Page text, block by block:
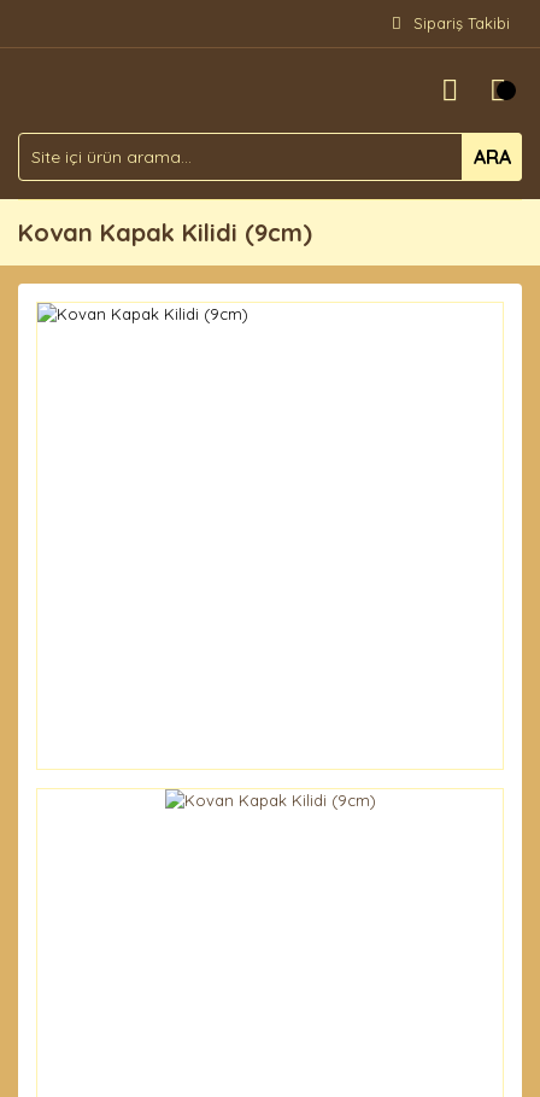
Sipariş Takibi
ARA
Kovan Kapak Kilidi (9cm)